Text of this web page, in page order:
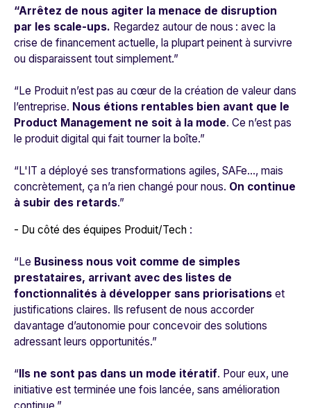
“Arrêtez de nous agiter la menace de disruption
par les scale-ups. Regardez autour de nous : avec la
crise de financement actuelle, la plupart peinent à survivre
ou disparaissent tout simplement.”
“Le Produit n’est pas au cœur de la création de valeur dans
l’entreprise. Nous étions rentables bien avant que le
Product Management ne soit à la mode. Ce n’est pas
le produit digital qui fait tourner la boîte.”
“L'IT a déployé ses transformations agiles, SAFe…, mais
concrètement, ça n’a rien changé pour nous. On continue
à subir des retards.”
- Du côté des équipes Produit/Tech :
“Le Business nous voit comme de simples
prestataires, arrivant avec des listes de
fonctionnalités à développer sans priorisations et
justifications claires. Ils refusent de nous accorder
davantage d’autonomie pour concevoir des solutions
adressant leurs opportunités.”
“ Ils ne sont pas dans un mode itératif. Pour eux, une
initiative est terminée une fois lancée, sans amélioration